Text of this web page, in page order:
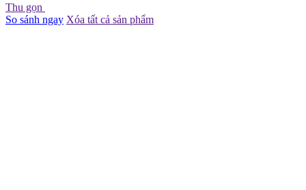
Thu gọn
So sánh ngay Xóa tất cả sản phẩm